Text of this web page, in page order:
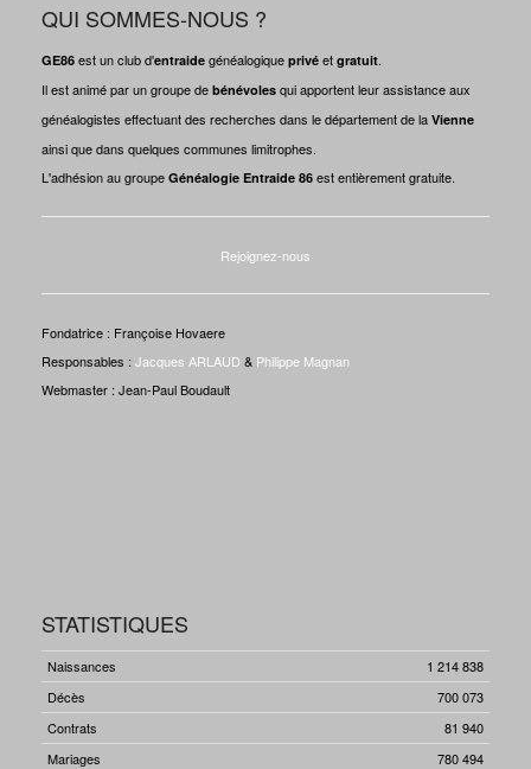
QUI SOMMES-NOUS ?
GE86 est un club d'entraide généalogique privé et gratuit.
Il est animé par un groupe de bénévoles qui apportent leur assistance aux
généalogistes effectuant des recherches dans le département de la Vienne
ainsi que dans quelques communes limitrophes.
L'adhésion au groupe Généalogie Entraide 86 est entièrement gratuite.
Rejoignez-nous
Fondatrice : Françoise Hovaere
Responsables : Jacques ARLAUD & Philippe Magnan
Webmaster : Jean-Paul Boudault
STATISTIQUES
Naissances
1 214 838
Décès
700 073
Contrats
81 940
Mariages
780 494